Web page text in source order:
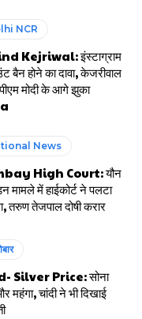
NCR
Kejriwal: इंस्टाग्राम
बैन होने का दावा, केजरीवाल
मोदी के आगे झुका
News
High Court: यौन
मामले में हाईकोर्ट ने पलटा
तरुण तेजपाल दोषी करार
Silver Price: सोना
महंगा, चांदी ने भी दिखाई